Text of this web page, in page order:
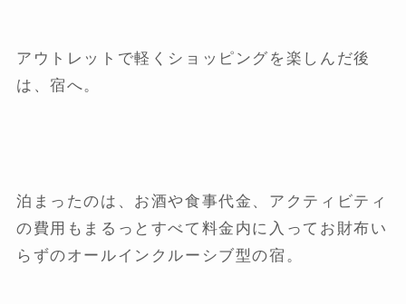
アウトレットで軽くショッピングを楽しんだ後
は、宿へ。
泊まったのは、お酒や食事代金、アクティビティ
の費用もまるっとすべて料金内に入ってお財布い
らずのオールインクルーシブ型の宿。